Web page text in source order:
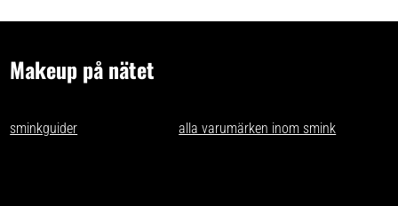
Makeup på nätet
sminkguider och listar nästanalla varumärken inom smink